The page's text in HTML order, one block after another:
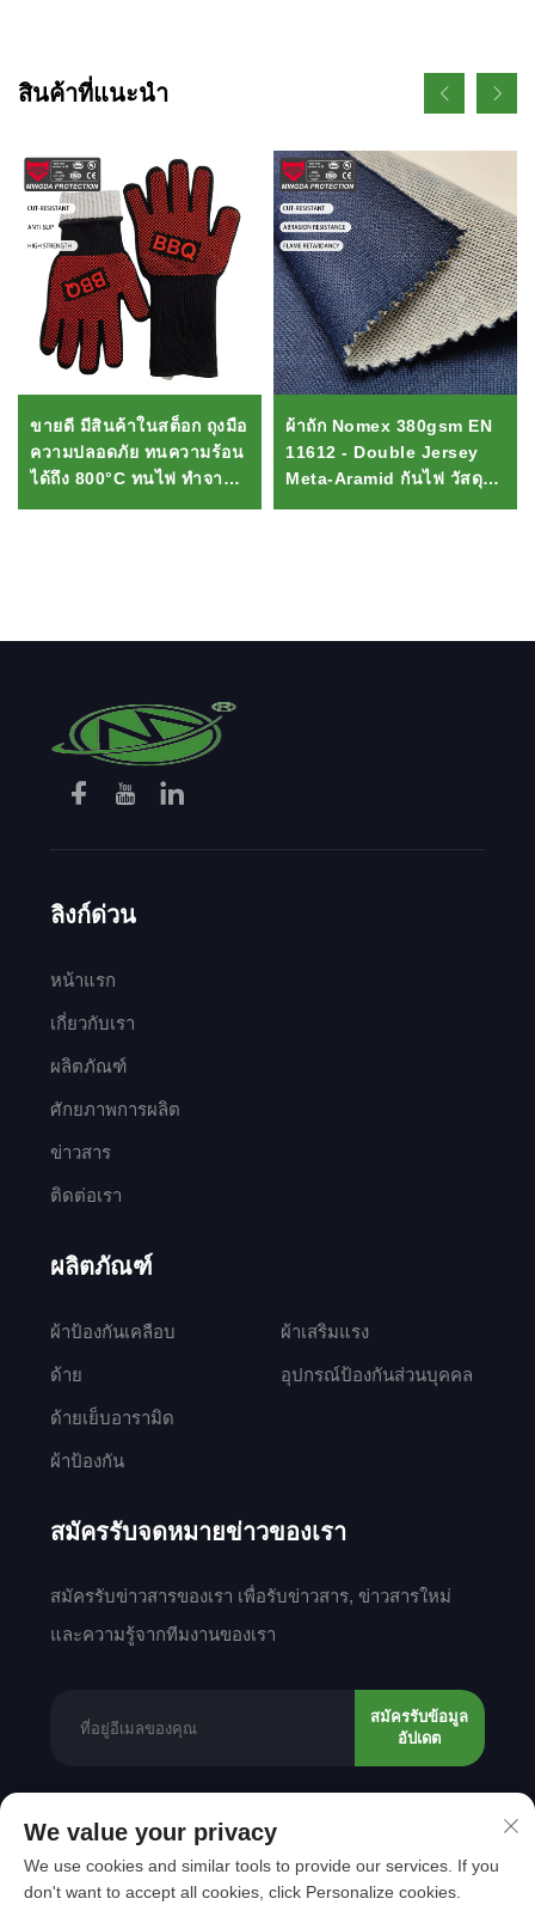
สินค้าที่แนะนำ
ขายดี มีสินค้าในสต็อก ถุงมือ
ความปลอดภัย ทนความร้อน
ได้ถึง 800°C ทนไฟ ทำจากซิ
ลิโคน สำหรับการทำ
ผ้าถัก Nomex 380gsm EN
11612 - Double Jersey
Meta-Aramid กันไฟ วัสดุ
ชุดในของนักดับเพลิง
ลิงก์ด่วน
หน้าแรก
เกี่ยวกับเรา
ผลิตภัณฑ์
ศักยภาพการผลิต
ข่าวสาร
ติดต่อเรา
ผลิตภัณฑ์
ผ้าป้องกันเคลือบ
ด้าย
ด้ายเย็บอารามิด
ผ้าป้องกัน
ผ้าเสริมแรง
อุปกรณ์ป้องกันส่วนบุคคล
สมัครรับจดหมายข่าวของเรา
สมัครรับข่าวสารของเรา เพื่อรับข่าวสาร, ข่าวสารใหม่
และความรู้จากทีมงานของเรา
สมัครรับข้อมูล
อัปเดต
ลิขสิทธิ์ © 2025 โดย Shantou Mingda Textile Co.,
Ltd.
นโยบายความเป็นส่วนตัว
We value your privacy
We use cookies and similar tools to provide our services. If you
don't want to accept all cookies, click Personalize cookies.